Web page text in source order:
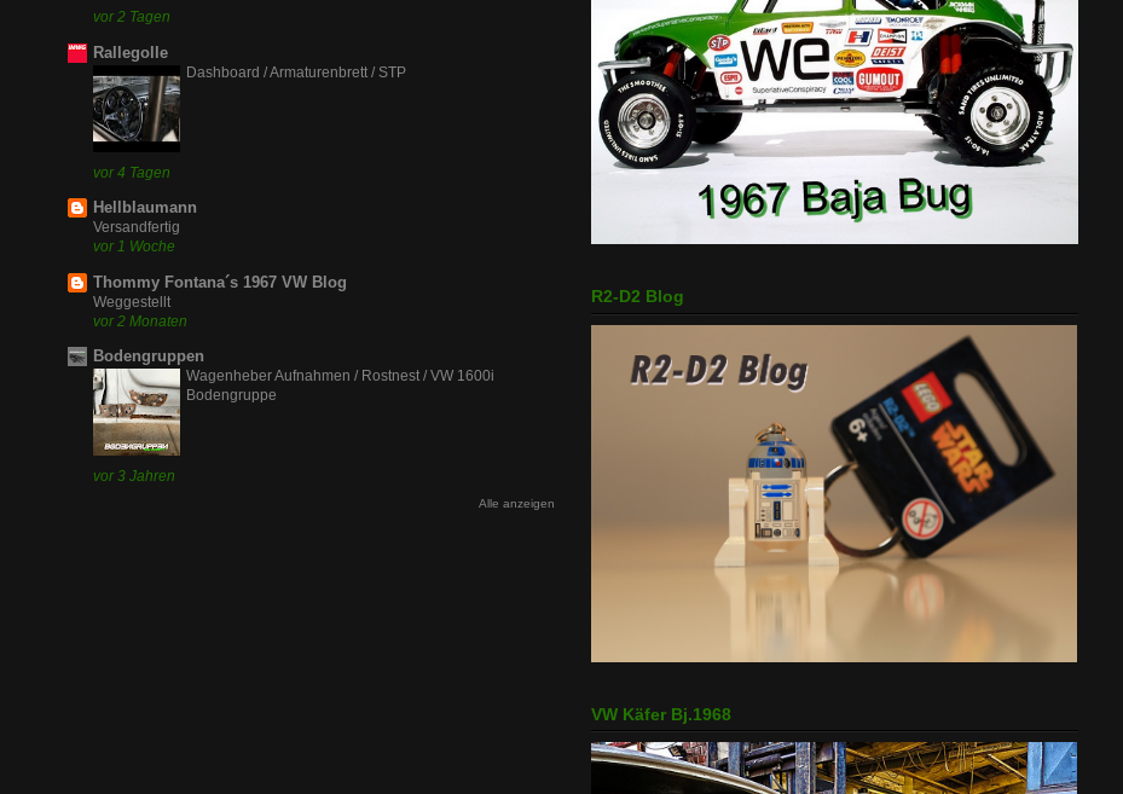
vor 2 Tagen
Rallegolle
Dashboard / Armaturenbrett / STP
vor 4 Tagen
Hellblaumann
Versandfertig
vor 1 Woche
Thommy Fontana´s 1967 VW Blog
Weggestellt
vor 2 Monaten
Bodengruppen
Wagenheber Aufnahmen / Rostnest / VW 1600i
Bodengruppe
vor 3 Jahren
Alle anzeigen
R2-D2 Blog
VW Käfer Bj.1968